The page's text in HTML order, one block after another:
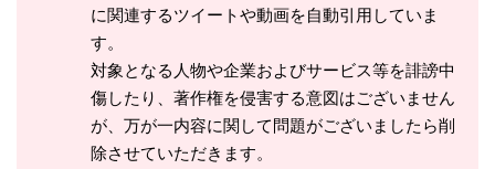
に関連するツイートや動画を自動引用していま
す。
対象となる人物や企業およびサービス等を誹謗中
傷したり、著作権を侵害する意図はございません
が、万が一内容に関して問題がございましたら削
除させていただきます。